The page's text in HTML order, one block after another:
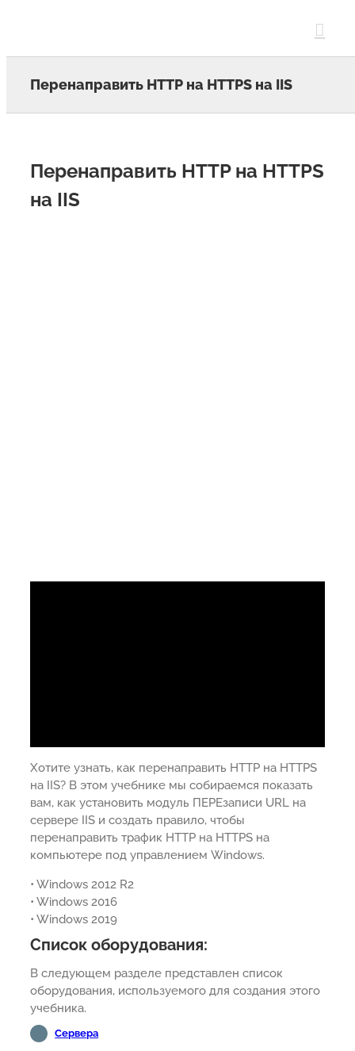
Перенаправить HTTP на HTTPS на IIS
Перенаправить HTTP на HTTPS
на IIS
Хотите узнать, как перенаправить HTTP на HTTPS
на IIS? В этом учебнике мы собираемся показать
вам, как установить модуль ПЕРЕзаписи URL на
сервере IIS и создать правило, чтобы
перенаправить трафик HTTP на HTTPS на
компьютере под управлением Windows.
• Windows 2012 R2
• Windows 2016
• Windows 2019
Список оборудования:
В следующем разделе представлен список
оборудования, используемого для создания этого
учебника.
Сервера